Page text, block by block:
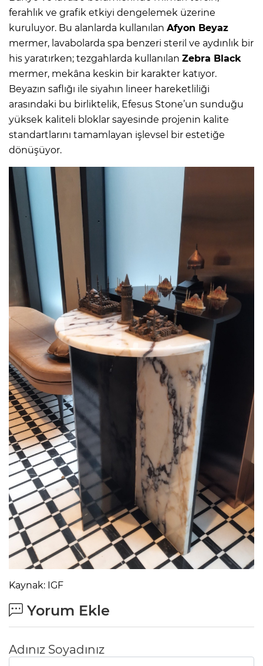
ferahlık ve grafik etkiyi dengelemek üzerine
kuruluyor. Bu alanlarda kullanılan Afyon Beyaz
mermer, lavabolarda spa benzeri steril ve aydınlık bir
his yaratırken; tezgahlarda kullanılan Zebra Black
mermer, mekâna keskin bir karakter katıyor.
Beyazın saflığı ile siyahın lineer hareketliliği
arasındaki bu birliktelik, Efesus Stone’un sunduğu
yüksek kaliteli bloklar sayesinde projenin kalite
standartlarını tamamlayan işlevsel bir estetiğe
dönüşüyor.
Kaynak: IGF
Yorum Ekle
Adınız Soyadınız